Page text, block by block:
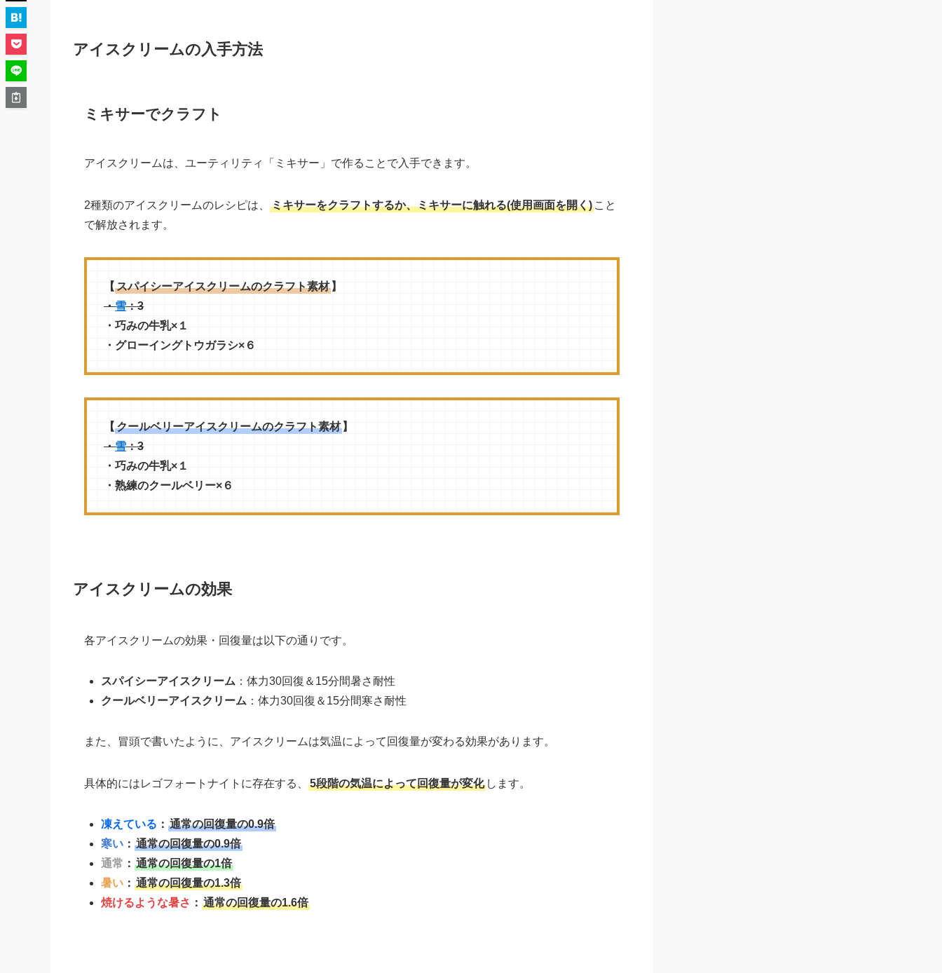
アイスクリームの入手方法
ミキサーでクラフト
アイスクリームは、ユーティリティ「ミキサー」で作ることで入手できます。
2種類のアイスクリームのレシピは、 ミキサーをクラフトするか、ミキサーに触れる(使用画面を開く) こと
で解放されます。
【 スパイシーアイスクリームのクラフト素材 】
・雪：3
・巧みの牛乳×１
・グローイングトウガラシ×６
【 クールベリーアイスクリームのクラフト素材 】
・雪：3
・巧みの牛乳×１
・熟練のクールベリー×６
アイスクリームの効果
各アイスクリームの効果・回復量は以下の通りです。
スパイシーアイスクリーム ：体力30回復＆15分間暑さ耐性
クールベリーアイスクリーム ：体力30回復＆15分間寒さ耐性
また、冒頭で書いたように、アイスクリームは気温によって回復量が変わる効果があります。
具体的にはレゴフォートナイトに存在する、 5段階の気温によって回復量が変化 します。
凍えている ： 通常の回復量の0.9倍
寒い ： 通常の回復量の0.9倍
通常 ： 通常の回復量の1倍
暑い ： 通常の回復量の1.3倍
焼けるような暑さ ： 通常の回復量の1.6倍